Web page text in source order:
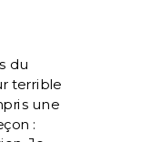
du
terrible
une
: